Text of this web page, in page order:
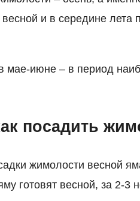
и в середине лета
мае-июне – в период
посадить
жимолости весной
готовят весной, за 2-3